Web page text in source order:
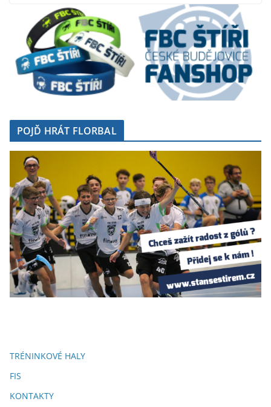
POJĎ HRÁT FLORBAL
TRÉNINKOVÉ HALY
FIS
KONTAKTY